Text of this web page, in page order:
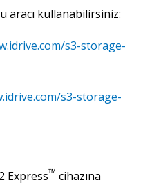
aracı kullanabilirsiniz:
s3-storage-
s3-storage-
Express™ cihazına